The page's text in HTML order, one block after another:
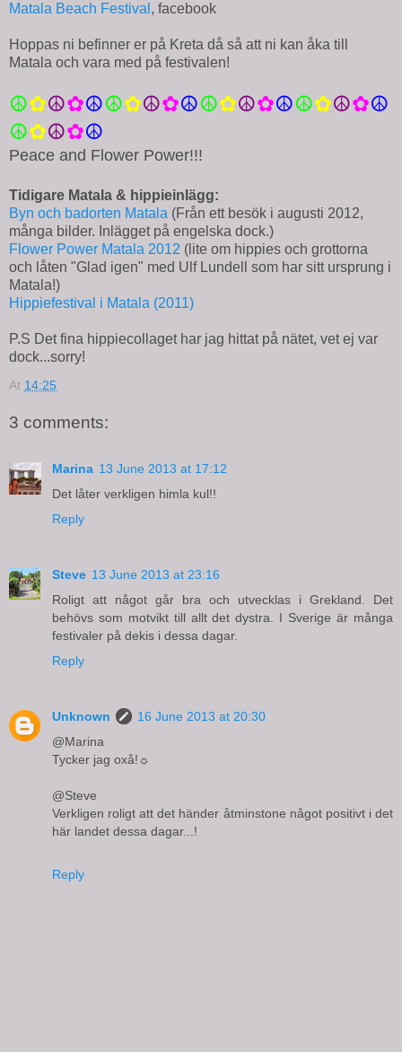
Matala Beach Festival , facebook
Hoppas ni befinner er på Kreta då så att ni kan åka till
Matala och vara med på festivalen!
☮✿☮✿☮☮✿☮✿☮☮✿☮✿☮☮✿☮✿☮
☮✿☮✿☮
Peace and Flower Power!!!
Tidigare Matala & hippieinlägg:
Byn och badorten Matala (Från ett besök i augusti 2012,
många bilder. Inlägget på engelska dock.)
Flower Power Matala 2012 (lite om hippies och grottorna
och låten "Glad igen" med Ulf Lundell som har sitt ursprung i
Matala!)
Hippiefestival i Matala (2011)
P.S Det fina hippiecollaget har jag hittat på nätet, vet ej var
dock...sorry!
At 14:25
3 comments:
Marina 13 June 2013 at 17:12
Det låter verkligen himla kul!!
Reply
Steve 13 June 2013 at 23:16
Roligt att något går bra och utvecklas i Grekland. Det
behövs som motvikt till allt det dystra. I Sverige är många
festivaler på dekis i dessa dagar.
Reply
Unknown
16 June 2013 at 20:30
@Marina
Tycker jag oxå!☼
@Steve
Verkligen roligt att det händer åtminstone något positivt i det
här landet dessa dagar...!
Reply